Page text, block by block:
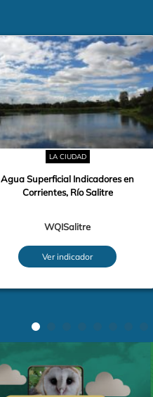
LA CIUDAD
Agua Superficial Indicadores en
Corrientes, Río Salitre
WQISalitre
Ver indicador